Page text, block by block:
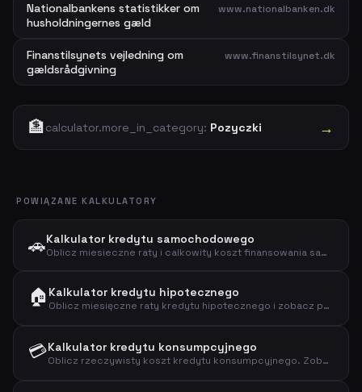
Nationalbankens statistikker om
husholdningernes gæld
www.nationalbanken.dk
Finanstilsynets vejledning om
gældsrådgivning
www.finanstilsynet.dk
🏦calculator.more_in_category: Pozyczki →
POWIĄZANE KALKULATORY
🚗Kalkulator kredytu samochodowego
Oblicz miesieczne raty i calkowity koszt finansowania samochodu. Wpisz cene samochodu, wplaty wlasna, oprocentowanie i okres kredytu, aby zobaczyc pelny harmonogram splat.
🏠 Kalkulator kredytu hipotecznego
Oblicz miesięczne raty kredytu hipotecznego i zobacz pełny 30-letni harmonogram spłat. Wpisz cenę nieruchomości, wpłatę własną, oprocentowanie i okres kredytu.
💳Kalkulator kredytu konsumpcyjnego
Oblicz rzeczywisty koszt kredytu konsumpcyjnego. Zobacz miesięczne raty, całkowite odsetki i pełny harmonogram spłat dla pożyczek osobistych.